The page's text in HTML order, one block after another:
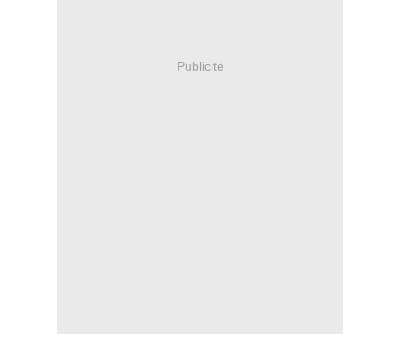
Publicité